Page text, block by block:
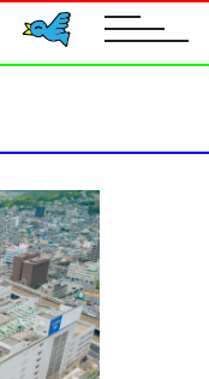
toggle